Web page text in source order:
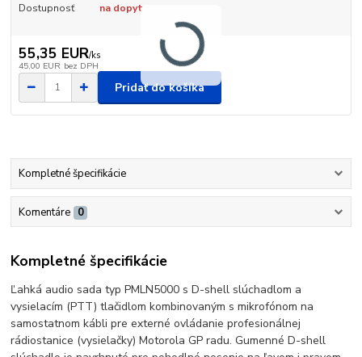
Dostupnosť na dopyt
55,35 EUR/ks
45,00 EUR bez DPH
Pridať do košíka
Kompletné špecifikácie
Komentáre 0
Kompletné špecifikácie
Ľahká audio sada typ PMLN5000 s D-shell slúchadlom a
vysielacím (PTT) tlačidlom kombinovaným s mikrofónom na
samostatnom kábli pre externé ovládanie profesionálnej
rádiostanice (vysielačky) Motorola GP radu. Gumenné D-shell